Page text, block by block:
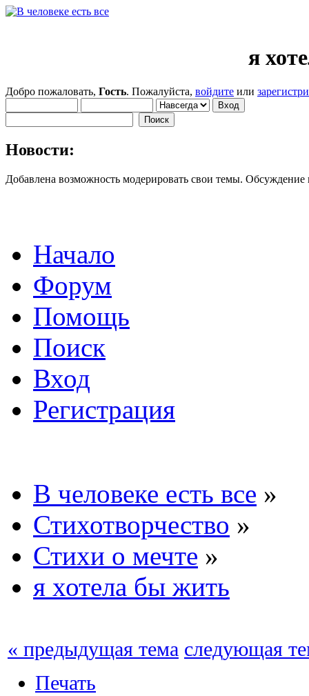
я
Добро пожаловать, Гость. Пожалуйста, войдите или
Новости:
Добавлена возможность модерировать свои темы.
Начало
Форум
Помощь
Поиск
Вход
Регистрация
В человеке есть все »
Стихотворчество »
Стихи о мечте »
я хотела бы жить
« предыдущая тема следующая
Печать